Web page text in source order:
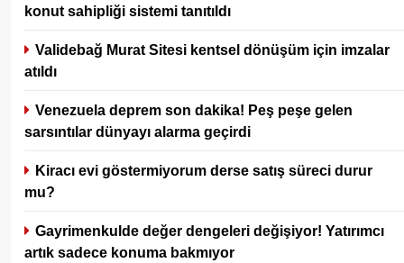
konut sahipliği sistemi tanıtıldı
Validebağ Murat Sitesi kentsel dönüşüm için imzalar
atıldı
Venezuela deprem son dakika! Peş peşe gelen
sarsıntılar dünyayı alarma geçirdi
Kiracı evi göstermiyorum derse satış süreci durur
mu?
Gayrimenkulde değer dengeleri değişiyor! Yatırımcı
artık sadece konuma bakmıyor